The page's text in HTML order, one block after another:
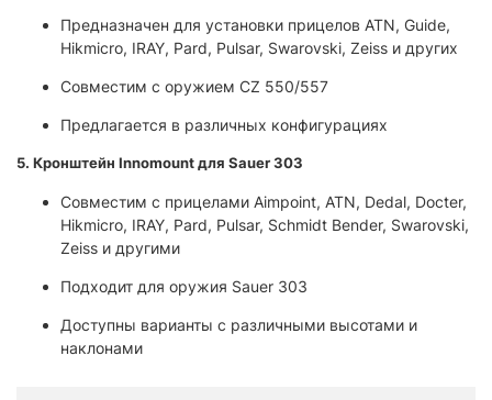
Предназначен для установки прицелов ATN, Guide,
Hikmicro, IRAY, Pard, Pulsar, Swarovski, Zeiss и других
Совместим с оружием CZ 550/557
Предлагается в различных конфигурациях
5. Кронштейн Innomount для Sauer 303
Совместим с прицелами Aimpoint, ATN, Dedal, Docter,
Hikmicro, IRAY, Pard, Pulsar, Schmidt Bender, Swarovski,
Zeiss и другими
Подходит для оружия Sauer 303
Доступны варианты с различными высотами и
наклонами​